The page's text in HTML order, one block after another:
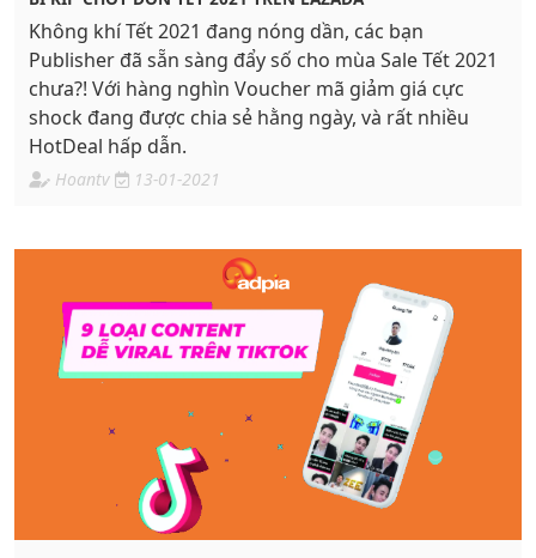
Không khí Tết 2021 đang nóng dần, các bạn
Publisher đã sẵn sàng đẩy số cho mùa Sale Tết 2021
chưa?! Với hàng nghìn Voucher mã giảm giá cực
shock đang được chia sẻ hằng ngày, và rất nhiều
HotDeal hấp dẫn.
Hoantv 13-01-2021